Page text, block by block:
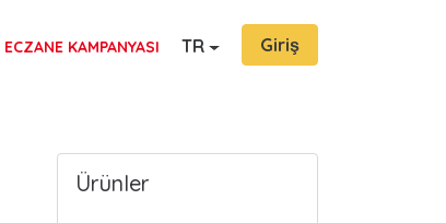
ECZANE KAMPANYASI TR Giriş
Ürünler